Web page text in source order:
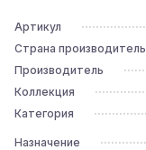
Артикул
Страна производитель
Производитель
Коллекция
Категория
Назначение